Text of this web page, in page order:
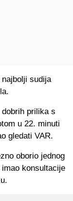
sudija
prilika s
u 22. minuti
gledati VAR.
oborio jednog
konsultacije